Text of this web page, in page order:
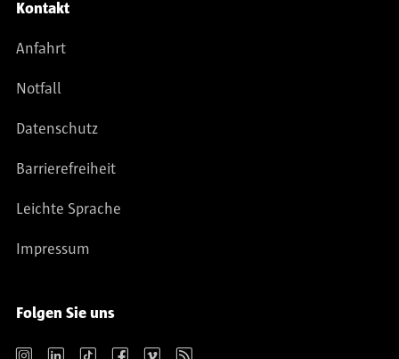
Kontakt
Anfahrt
Notfall
Datenschutz
Barrierefreiheit
Leichte Sprache
Impressum
Folgen Sie uns
Instagram LinkedIn TikTok Facebook Vimeo RSS